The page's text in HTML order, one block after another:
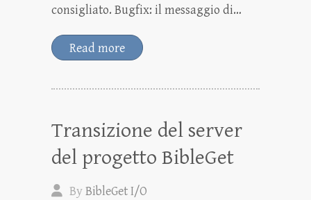
consigliato. Bugfix: il messaggio di…
Read more
Transizione del server
del progetto BibleGet
ByBibleGet I/O